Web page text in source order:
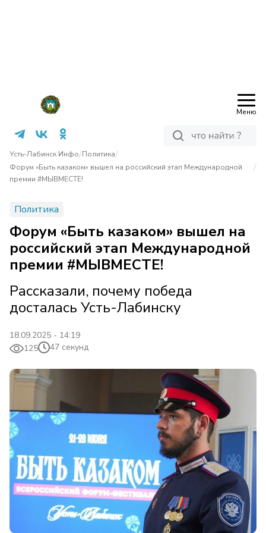
Меню
Усть-Лабинск Инфо/Политика/
Форум «Быть казаком» вышел на российский этап Международной
премии #МЫВМЕСТЕ!
/
Политика
Форум «Быть казаком» вышел на
российский этап Международной
премии #МЫВМЕСТЕ!
Рассказали, почему победа
досталась Усть-Лабинску
18.09.2025 - 14:19
125
47 секунд